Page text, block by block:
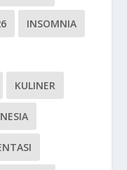
INSOMNIA
KULINER